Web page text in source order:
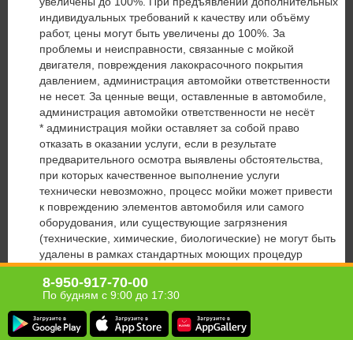
индивидуальных требований к качеству или объёму
работ, цены могут быть увеличены до 100%. За
проблемы и неисправности, связанные с мойкой
двигателя, повреждения лакокрасочного покрытия
давлением, администрация автомойки ответственности
не несет. За ценные вещи, оставленные в автомобиле,
администрация автомойки ответственности не несёт
* администрация мойки оставляет за собой право
отказать в оказании услуги, если в результате
предварительного осмотра выявлены обстоятельства,
при которых качественное выполнение услуги
технически невозможно, процесс мойки может привести
к повреждению элементов автомобиля или самого
оборудования, или существующие загрязнения
(технические, химические, биологические) не могут быть
удалены в рамках стандартных моющих процедур
Если участник акции не предупреждает об опоздании
или отмене визита за 1 час, то купон считается
Юридическая информация о партнёре
8-950-917-70-00
По будням с 9:00 до 17:30